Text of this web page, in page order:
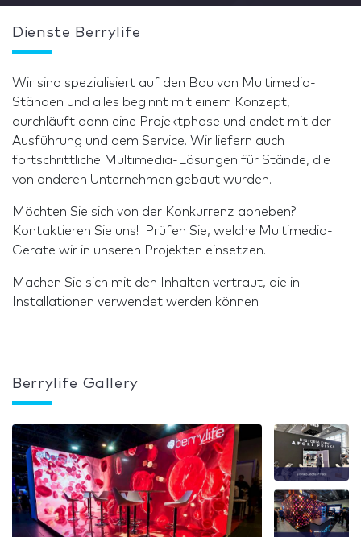
Dienste Berrylife
Wir sind spezialisiert auf den Bau von Multimedia-
Ständen und alles beginnt mit einem Konzept,
durchläuft dann eine Projektphase und endet mit der
Ausführung und dem Service. Wir liefern auch
fortschrittliche Multimedia-Lösungen für Stände, die
von anderen Unternehmen gebaut wurden.
Möchten Sie sich von der Konkurrenz abheben?
Kontaktieren Sie uns! Prüfen Sie, welche Multimedia-
Geräte wir in unseren Projekten einsetzen.
Machen Sie sich mit den Inhalten vertraut, die in
Installationen verwendet werden können
Berrylife Gallery